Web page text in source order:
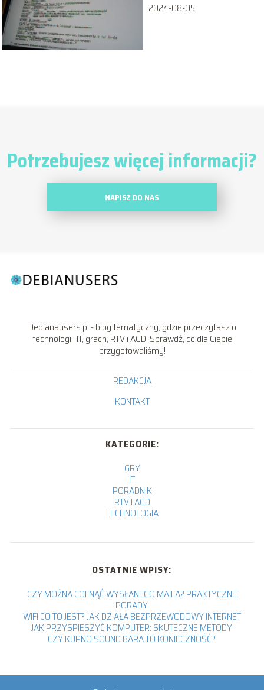
2024-08-05
Potrzebujesz więcej informacji?
NAPISZ DO NAS
Debianausers.pl - blog tematyczny, gdzie przeczytasz o
technologii, IT, grach, RTV i AGD. Sprawdź, co dla Ciebie
przygotowaliśmy!
REDAKCJA
KONTAKT
KATEGORIE:
GRY
IT
PORADNIK
RTV I AGD
TECHNOLOGIA
OSTATNIE WPISY:
CZY MOŻNA COFNĄĆ WYSŁANEGO MAILA? PRAKTYCZNE
PORADY
WIFI CO TO JEST? JAK DZIAŁA BEZPRZEWODOWY INTERNET
JAK PRZYSPIESZYĆ KOMPUTER: SKUTECZNE METODY
CZY KUPNO SOUND BARA TO KONIECZNOŚĆ?